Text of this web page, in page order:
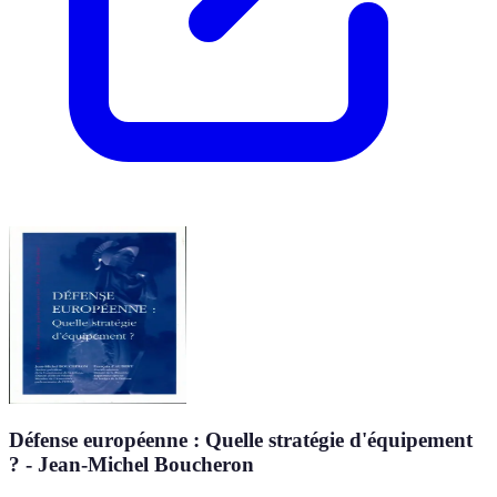
Défense européenne : Quelle stratégie d'équipement
? - Jean-Michel Boucheron